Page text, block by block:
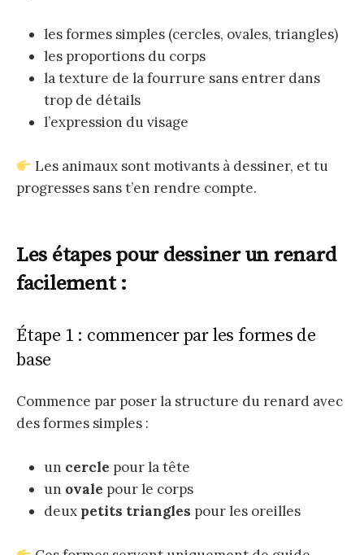
les formes simples (cercles, ovales, triangles)
les proportions du corps
la texture de la fourrure sans entrer dans
trop de détails
l’expression du visage
Les animaux sont motivants à dessiner, et tu
progresses sans t’en rendre compte.
Les étapes pour dessiner un renard
facilement :
Étape 1 : commencer par les formes de
base
Commence par poser la structure du renard avec
des formes simples :
un cercle pour la tête
un ovale pour le corps
deux petits triangles pour les oreilles